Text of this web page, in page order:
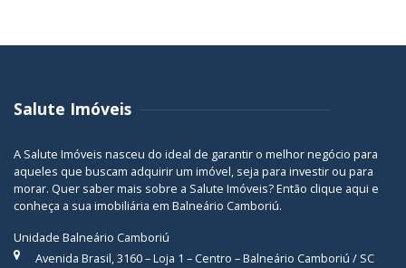
Salute Imóveis
A Salute Imóveis nasceu do ideal de garantir o melhor negócio para
aqueles que buscam adquirir um imóvel, seja para investir ou para
morar. Quer saber mais sobre a Salute Imóveis? Então clique aqui e
conheça a sua imobiliária em Balneário Camboriú.
Unidade Balneário Camboriú
Avenida Brasil, 3160 – Loja 1 – Centro – Balneário Camboriú / SC